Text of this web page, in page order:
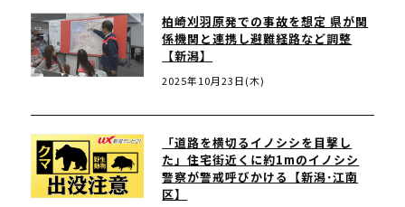
柏崎刈羽原発での事故を想定 県が関
係機関と連携し避難経路など調整
【新潟】
2025年10月23日(木)
「道路を横切るイノシシを目撃し
た」住宅街近くに約1mのイノシシ
警察が警戒呼びかける【新潟･江南
区】